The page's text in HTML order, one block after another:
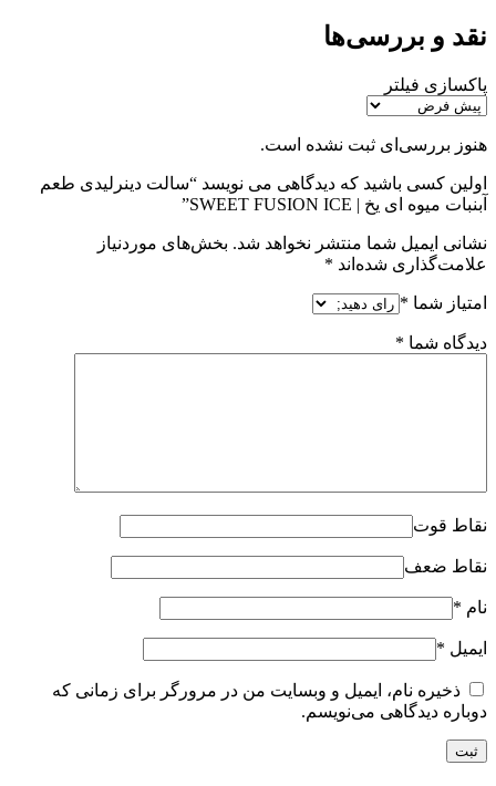
نقد و بررسی‌ها
پاکسازی فیلتر
هنوز بررسی‌ای ثبت نشده است.
اولین کسی باشید که دیدگاهی می نویسد “سالت دینرلیدی طعم
آبنبات میوه ای یخ | SWEET FUSION ICE”
نشانی ایمیل شما منتشر نخواهد شد. بخش‌های موردنیاز
علامت‌گذاری شده‌اند *
امتیاز شما *
دیدگاه شما *
نقاط قوت
نقاط ضعف
نام *
ایمیل *
ذخیره نام، ایمیل و وبسایت من در مرورگر برای زمانی که
دوباره دیدگاهی می‌نویسم.